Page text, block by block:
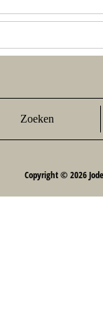
Zoeken
Copyright © 2026